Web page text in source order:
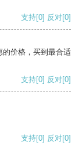
支持[0] 反对[0]
的价格，买到最合适
支持[0] 反对[0]
支持[0] 反对[0]